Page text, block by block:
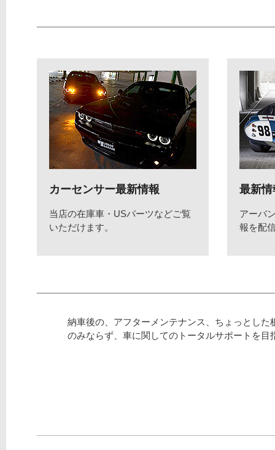
カーセンサー最新情報
当店の在庫車・USパーツなどご覧
いただけます。
最新情
アーバ
報を配
納車後の、アフターメンテナンス、ちょっとした
のみならず、車に関してのトータルサポートを目